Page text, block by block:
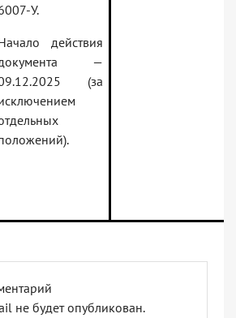
У.
действия
—
(за
не будет опубликован.